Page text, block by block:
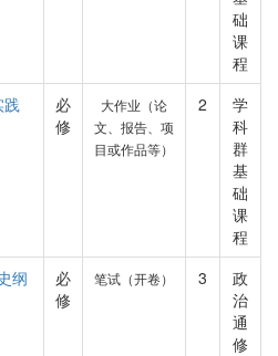
础
课
程
践
必
修
大作业（论
文、报告、项
目或作品等）
2
学
科
群
基
础
课
程
纲
必
修
笔试（开卷） 3
政
治
通
修